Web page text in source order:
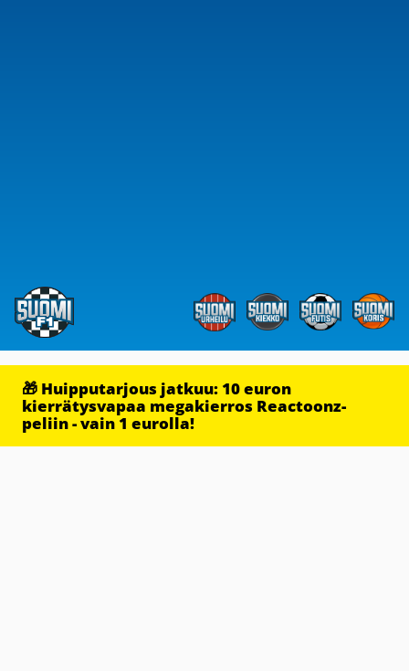
🎁 Huipputarjous jatkuu: 10 euron
kierrätysvapaa megakierros Reactoonz-
peliin - vain 1 eurolla!